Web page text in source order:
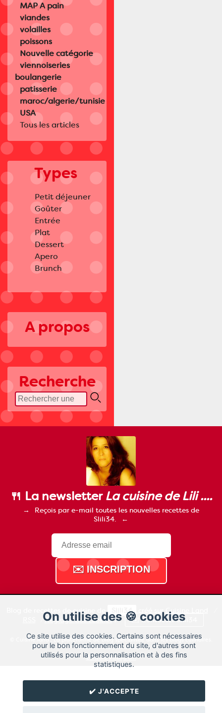
MAP A pain
viandes
volailles
poissons
Nouvelle catégorie
viennoiseries
boulangerie
patisserie
maroc/algerie/tunisie
USA
Tous les articles
Types
Petit déjeuner
Goûter
Entrée
Plat
Dessert
Apero
Brunch
A propos
Recherche
On utilise des 🍪 cookies
Ce site utilise des cookies. Certains sont nécessaires
pour le bon fonctionnement du site, d'autres sont
utilisés pour la personnalisation et à des fins
statistiques.
✔️ J'ACCEPTE
🍴 La newsletterLa cuisine de Lili ....
Reçois par e-mail toutes les nouvelles recettes de
Slili34.
Blog de recettes de cuisine de Slili34 créé sur Cuisine
⁄Réglage des cookies/ ✉️ Contacter Slili34
© Cuisine.land : La plateforme de blog spécialisée dans les blogs culinaires.
Créer un blog de cuisine
Ecriture Instagram